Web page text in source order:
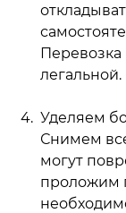
легальной.
Уделяем
Снимем
могут
проложим